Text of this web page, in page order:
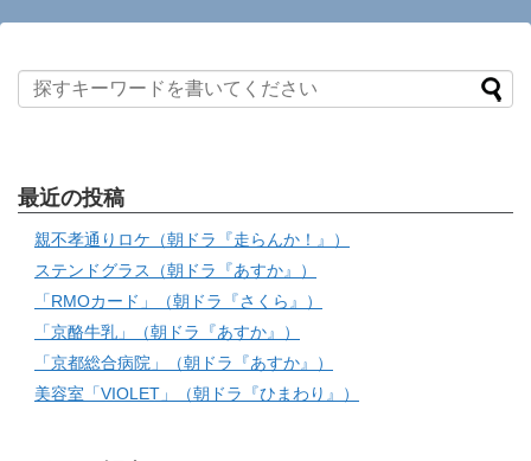
最近の投稿
親不孝通りロケ（朝ドラ『走らんか！』）
ステンドグラス（朝ドラ『あすか』）
「RMOカード」（朝ドラ『さくら』）
「京酪牛乳」（朝ドラ『あすか』）
「京都総合病院」（朝ドラ『あすか』）
美容室「VIOLET」（朝ドラ『ひまわり』）